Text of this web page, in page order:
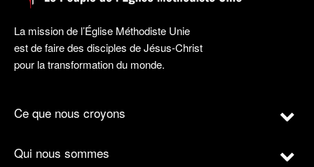
La mission de l’Église Méthodiste Unie
est de faire des disciples de Jésus-Christ
pour la transformation du monde.
Ce que nous croyons
Qui nous sommes